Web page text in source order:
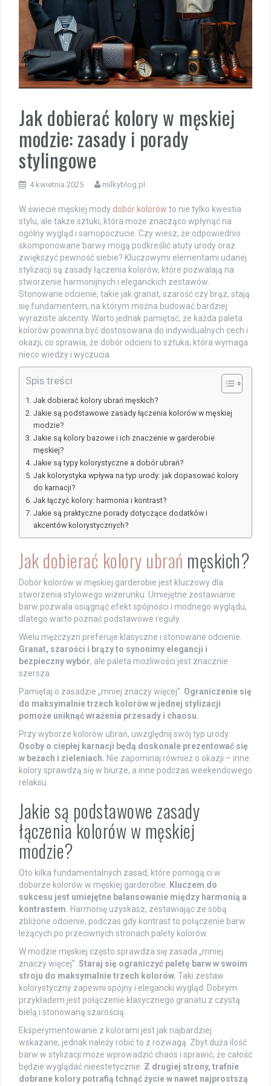
Jak dobierać kolory w męskiej
modzie: zasady i porady
stylingowe
4 kwietnia 2025 milkyblog.pl
W świecie męskiej mody dobór kolorów to nie tylko kwestia
stylu, ale także sztuki, która może znacząco wpłynąć na
ogólny wygląd i samopoczucie. Czy wiesz, że odpowiednio
skomponowane barwy mogą podkreślić atuty urody oraz
zwiększyć pewność siebie? Kluczowymi elementami udanej
stylizacji są zasady łączenia kolorów, które pozwalają na
stworzenie harmonijnych i eleganckich zestawów.
Stonowane odcienie, takie jak granat, szarość czy brąz, stają
się fundamentem, na którym można budować bardziej
wyraziste akcenty. Warto jednak pamiętać, że każda paleta
kolorów powinna być dostosowana do indywidualnych cech i
okazji, co sprawia, że dobór odcieni to sztuka, która wymaga
nieco wiedzy i wyczucia.
Spis treści
Jak dobierać kolory ubrań męskich?
Jakie są podstawowe zasady łączenia kolorów w męskiej
modzie?
Jakie są kolory bazowe i ich znaczenie w garderobie
męskiej?
Jakie są typy kolorystyczne a dobór ubrań?
Jak kolorystyka wpływa na typ urody: jak dopasować kolory
do karnacji?
Jak łączyć kolory: harmonia i kontrast?
Jakie są praktyczne porady dotyczące dodatków i
akcentów kolorystycznych?
Jak dobierać kolory ubrań męskich?
Dobór kolorów w męskiej garderobie jest kluczowy dla
stworzenia stylowego wizerunku. Umiejętne zestawianie
barw pozwala osiągnąć efekt spójności i modnego wyglądu,
dlatego warto poznać podstawowe reguły.
Wielu mężczyzn preferuje klasyczne i stonowane odcienie.
Granat, szarości i brązy to synonimy elegancji i
bezpieczny wybór, ale paleta możliwości jest znacznie
szersza.
Pamiętaj o zasadzie „mniej znaczy więcej”. Ograniczenie się
do maksymalnie trzech kolorów w jednej stylizacji
pomoże uniknąć wrażenia przesady i chaosu.
Przy wyborze kolorów ubrań, uwzględnij swój typ urody.
Osoby o ciepłej karnacji będą doskonale prezentować się
w beżach i zieleniach. Nie zapominaj również o okazji – inne
kolory sprawdzą się w biurze, a inne podczas weekendowego
relaksu.
Jakie są podstawowe zasady
łączenia kolorów w męskiej
modzie?
Oto kilka fundamentalnych zasad, które pomogą ci w
doborze kolorów w męskiej garderobie.
Kluczem do
sukcesu jest umiejętne balansowanie między harmonią a
kontrastem. Harmonię uzyskasz, zestawiając ze sobą
zbliżone odcienie, podczas gdy kontrast to połączenie barw
leżących po przeciwnych stronach palety kolorów.
W modzie męskiej często sprawdza się zasada „mniej
znaczy więcej”. Staraj się ograniczyć paletę barw w swoim
stroju do maksymalnie trzech kolorów. Taki zestaw
kolorystyczny zapewni spójny i elegancki wygląd. Dobrym
przykładem jest połączenie klasycznego granatu z czystą
bielą i stonowaną szarością.
Eksperymentowanie z kolorami jest jak najbardziej
wskazane, jednak należy robić to z rozwagą. Zbyt duża ilość
barw w stylizacji może wprowadzić chaos i sprawić, że całość
będzie wyglądać nieestetycznie. Z drugiej strony, trafnie
dobrane kolory potrafią tchnąć życie w nawet najprostszą